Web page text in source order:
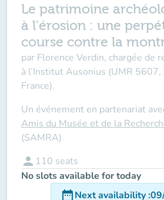
Le patrimoine
à l'érosion : une
course contre la
par Florence Verdin, chargée de
à l’Institut Ausonius (UMR 5607,
France).
Un événement en partenariat
Amis du Musée et de la
(SAMRA)
person 110 seats
No slots available for today
date_rangeNext availability: